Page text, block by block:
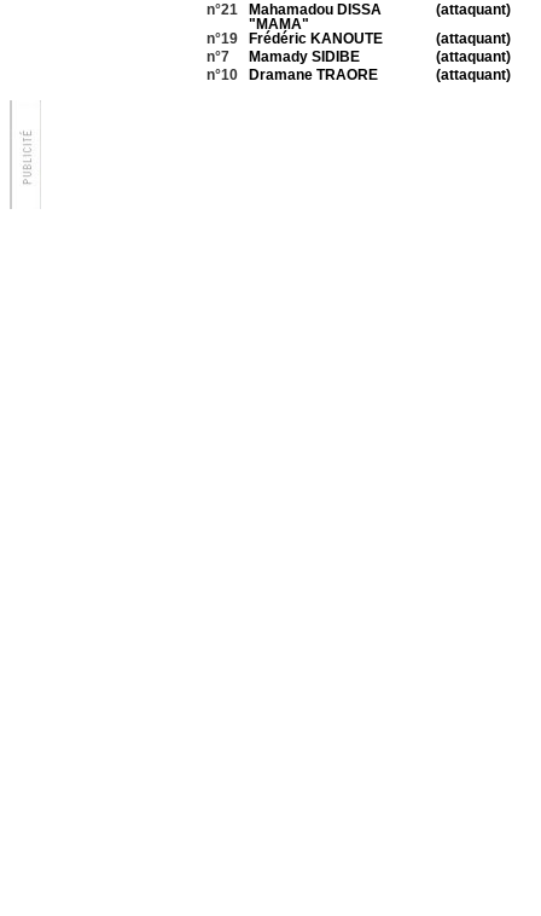
n°21
Mahamadou DISSA
"MAMA"
(attaquant)
n°19
Frédéric KANOUTE
(attaquant)
n°7
Mamady SIDIBE
(attaquant)
n°10
Dramane TRAORE (attaquant)